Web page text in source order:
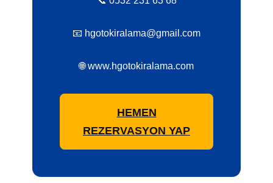
📧 hgotokiralama@gmail.com
🌐 www.hgotokiralama.com
HEMEN
REZERVASYON YAP